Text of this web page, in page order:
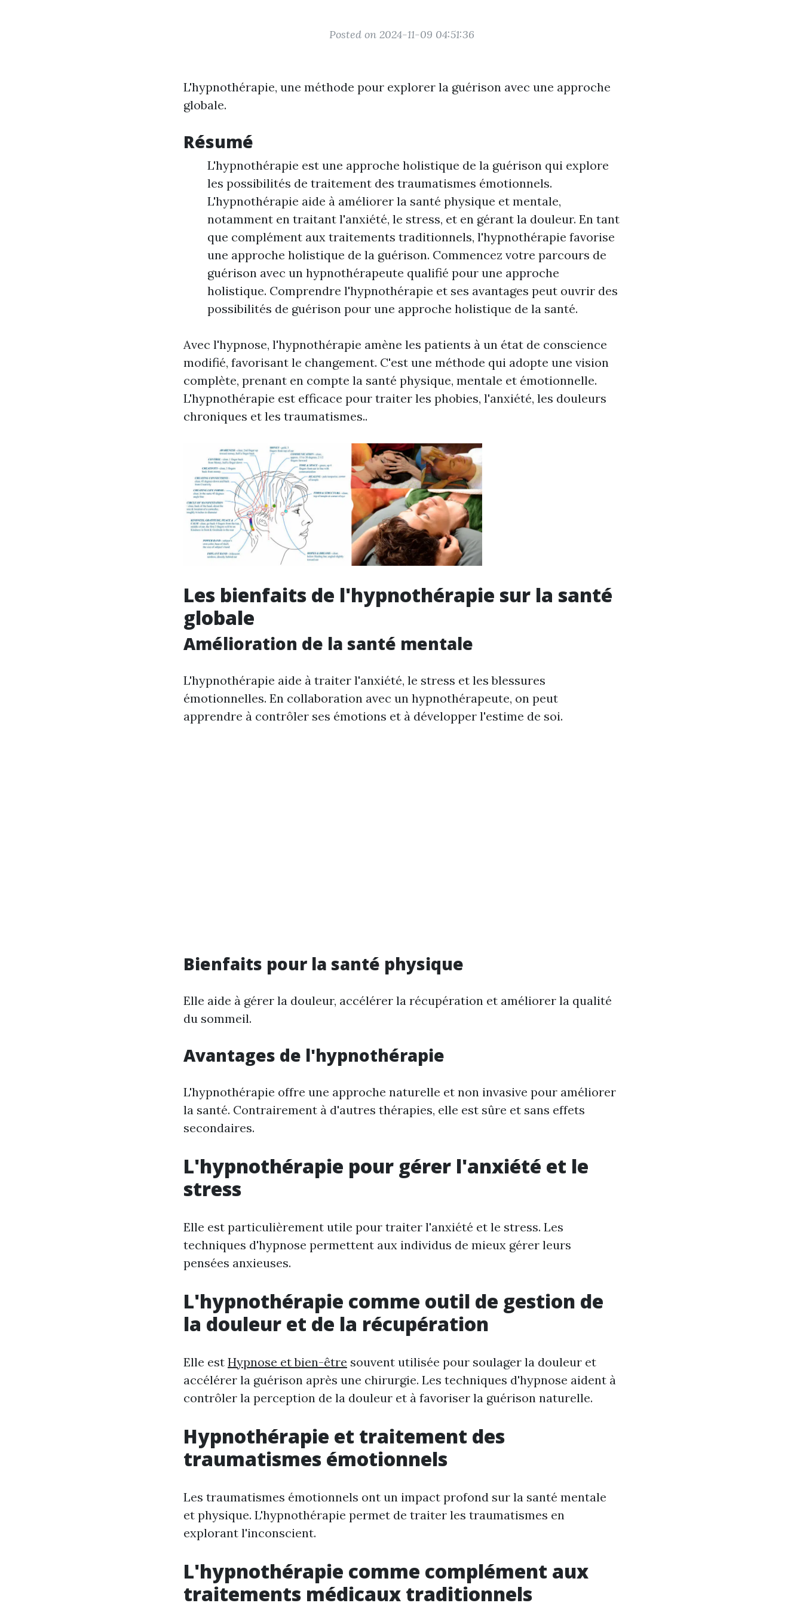
Posted on 2024-11-09 04:51:36
L'hypnothérapie, une méthode pour explorer la guérison avec une approche
globale.
Résumé
L'hypnothérapie est une approche holistique de la guérison qui explore
les possibilités de traitement des traumatismes émotionnels.
L'hypnothérapie aide à améliorer la santé physique et mentale,
notamment en traitant l'anxiété, le stress, et en gérant la douleur. En tant
que complément aux traitements traditionnels, l'hypnothérapie favorise
une approche holistique de la guérison. Commencez votre parcours de
guérison avec un hypnothérapeute qualifié pour une approche
holistique. Comprendre l'hypnothérapie et ses avantages peut ouvrir des
possibilités de guérison pour une approche holistique de la santé.
Avec l'hypnose, l'hypnothérapie amène les patients à un état de conscience
modifié, favorisant le changement. C'est une méthode qui adopte une vision
complète, prenant en compte la santé physique, mentale et émotionnelle.
L'hypnothérapie est efficace pour traiter les phobies, l'anxiété, les douleurs
chroniques et les traumatismes..
Les bienfaits de l'hypnothérapie sur la santé
globale
Amélioration de la santé mentale
L'hypnothérapie aide à traiter l'anxiété, le stress et les blessures
émotionnelles. En collaboration avec un hypnothérapeute, on peut
apprendre à contrôler ses émotions et à développer l'estime de soi.
Bienfaits pour la santé physique
Elle aide à gérer la douleur, accélérer la récupération et améliorer la qualité
du sommeil.
Avantages de l'hypnothérapie
L'hypnothérapie offre une approche naturelle et non invasive pour améliorer
la santé. Contrairement à d'autres thérapies, elle est sûre et sans effets
secondaires.
L'hypnothérapie pour gérer l'anxiété et le
stress
Elle est particulièrement utile pour traiter l'anxiété et le stress. Les
techniques d'hypnose permettent aux individus de mieux gérer leurs
pensées anxieuses.
L'hypnothérapie comme outil de gestion de
la douleur et de la récupération
Elle est Hypnose et bien-être souvent utilisée pour soulager la douleur et
accélérer la guérison après une chirurgie. Les techniques d'hypnose aident à
contrôler la perception de la douleur et à favoriser la guérison naturelle.
Hypnothérapie et traitement des
traumatismes émotionnels
Les traumatismes émotionnels ont un impact profond sur la santé mentale
et physique. L'hypnothérapie permet de traiter les traumatismes en
explorant l'inconscient.
L'hypnothérapie comme complément aux
traitements médicaux traditionnels